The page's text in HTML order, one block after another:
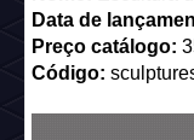
Data de
Preço catálogo:
Código: